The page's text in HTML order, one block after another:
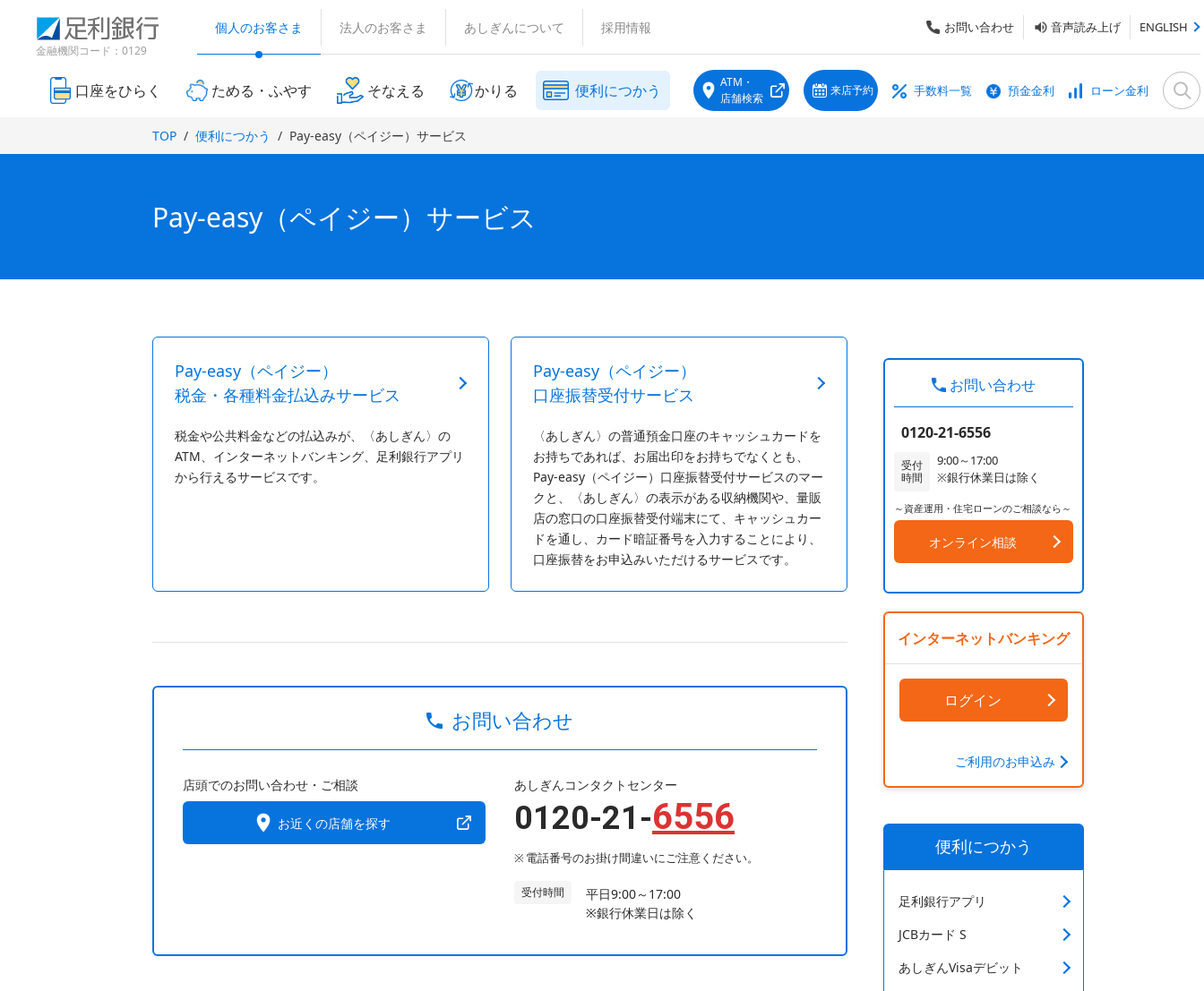
金融機関コード：0129
お問い合わせ 音声読み上げ ENGLISH
個人のお客さま 法人のお客さま あしぎんについて 採用情報
口座をひらく ためる・ふやす そなえる かりる 便利につかう
ATM・
店舗検索
き
来店予約 手数料一覧 預金金利 ローン金利
TOP 便利につかう Pay-easy（ペイジー）サービス
Pay-easy（ペイジー）サービス
Pay-easy（ペイジー）
税金・各種料金払込みサービス
税金や公共料金などの払込みが、〈あしぎん〉の
ATM、インターネットバンキング、足利銀行アプリ
から行えるサービスです。
Pay-easy（ペイジー）
口座振替受付サービス
〈あしぎん〉の普通預金口座のキャッシュカードを
お持ちであれば、お届出印をお持ちでなくとも、
Pay-easy（ペイジー）口座振替受付サービスのマー
クと、〈あしぎん〉の表示がある収納機関や、量販
店の窓口の口座振替受付端末にて、キャッシュカー
ドを通し、カード暗証番号を入力することにより、
口座振替をお申込みいただけるサービスです。
お問い合わせ
店頭でのお問い合わせ・ご相談
お近くの店舗を探す
あしぎんコンタクトセンター
0120-21-6556
電話番号のお掛け間違いにご注意ください。
受付時間
平日9:00～17:00
※銀行休業日は除く
お問い合わせ
0120-21-6556
受付
時間
9:00～17:00
※銀行休業日は除く
～資産運用・住宅ローンのご相談なら～
オンライン相談
インターネットバンキング
ログイン
ご利用のお申込み
便利につかう
足利銀行アプリ
JCBカード S
あしぎんVisaデビット
開
開